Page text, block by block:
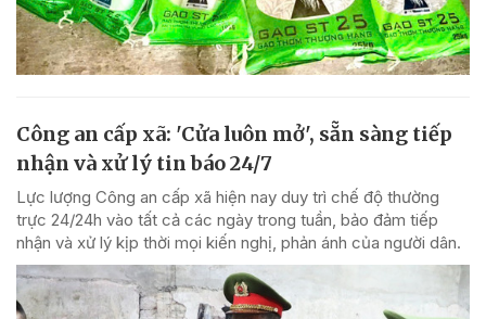
Công an cấp xã: 'Cửa luôn mở', sẵn sàng tiếp
nhận và xử lý tin báo 24/7
Lực lượng Công an cấp xã hiện nay duy trì chế độ thường
trực 24/24h vào tất cả các ngày trong tuần, bảo đảm tiếp
nhận và xử lý kịp thời mọi kiến nghị, phản ánh của người dân.